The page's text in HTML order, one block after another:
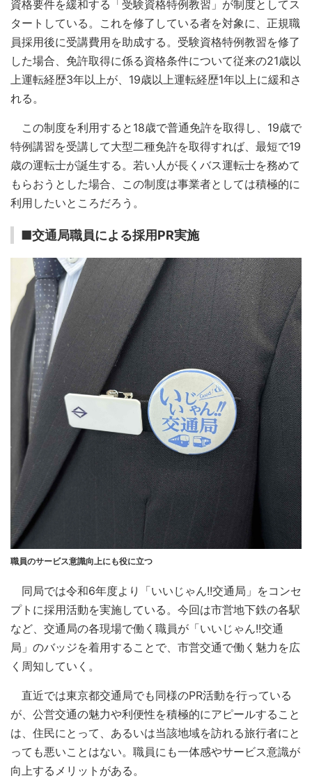
資格要件を緩和する「受験資格特例教習」が制度としてス
タートしている。これを修了している者を対象に、正規職
員採用後に受講費用を助成する。受験資格特例教習を修了
した場合、免許取得に係る資格条件について従来の21歳以
上運転経歴3年以上が、19歳以上運転経歴1年以上に緩和さ
れる。
この制度を利用すると18歳で普通免許を取得し、19歳で
特例講習を受講して大型二種免許を取得すれば、最短で19
歳の運転士が誕生する。若い人が長くバス運転士を務めて
もらおうとした場合、この制度は事業者としては積極的に
利用したいところだろう。
■交通局職員による採用PR実施
職員のサービス意識向上にも役に立つ
同局では令和6年度より「いいじゃん!!交通局」をコンセ
プトに採用活動を実施している。今回は市営地下鉄の各駅
など、交通局の各現場で働く職員が「いいじゃん!!交通
局」のバッジを着用することで、市営交通で働く魅力を広
く周知していく。
直近では東京都交通局でも同様のPR活動を行っている
が、公営交通の魅力や利便性を積極的にアピールすること
は、住民にとって、あるいは当該地域を訪れる旅行者にと
っても悪いことはない。職員にも一体感やサービス意識が
向上するメリットがある。